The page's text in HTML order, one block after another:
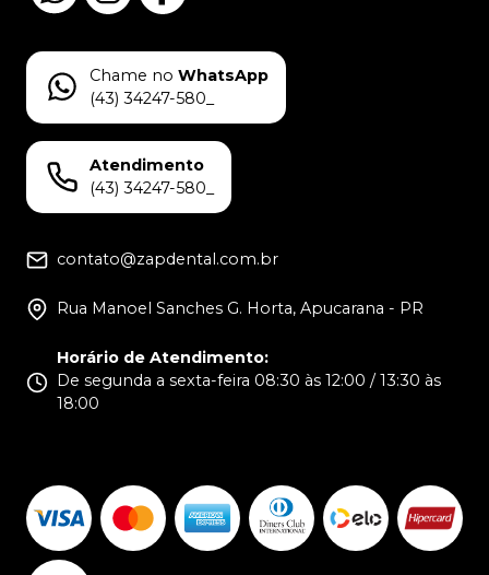
Chame no WhatsApp
(43) 34247-580_
Atendimento
(43) 34247-580_
contato@zapdental.com.br
Rua Manoel Sanches G. Horta, Apucarana - PR
Horário de Atendimento:
De segunda a sexta-feira 08:30 às 12:00 / 13:30 às
18:00